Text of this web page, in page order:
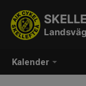
Kalender
Landsväg